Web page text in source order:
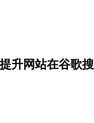
升网站在谷歌